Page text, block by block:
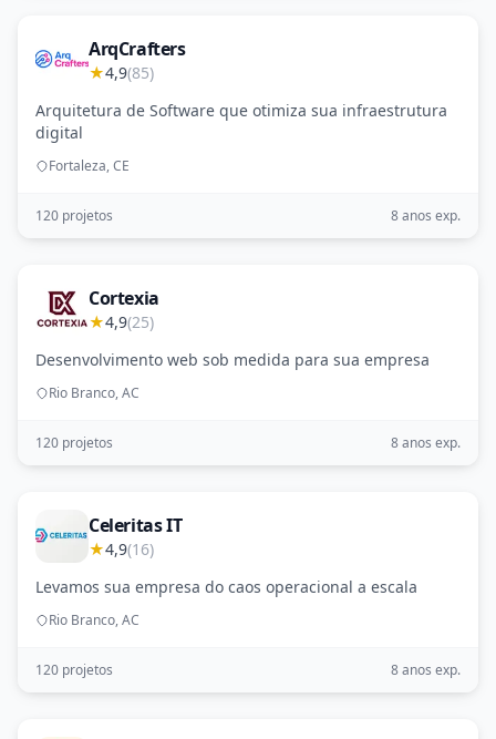
ArqCrafters
★4,9(85)
Arquitetura de Software que otimiza sua infraestrutura
digital
Fortaleza, CE
120 projetos 8 anos exp.
Cortexia
★4,9(25)
Desenvolvimento web sob medida para sua empresa
Rio Branco, AC
120 projetos 8 anos exp.
Celeritas IT
★4,9(16)
Levamos sua empresa do caos operacional a escala
Rio Branco, AC
120 projetos 8 anos exp.